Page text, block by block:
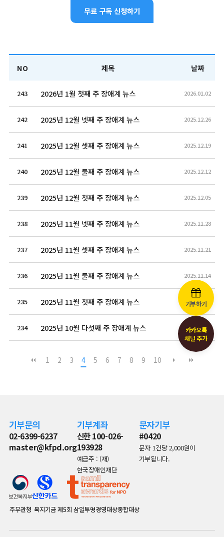
무료 구독 신청하기
NO 제목 날짜
243 2026년 1월 첫째 주 장애계 뉴스 2026.01.02
242 2025년 12월 넷째 주 장애계 뉴스 2025.12.26
241 2025년 12월 셋째 주 장애계 뉴스 2025.12.19
240 2025년 12월 둘째 주 장애계 뉴스 2025.12.12
239 2025년 12월 첫째 주 장애계 뉴스 2025.12.05
238 2025년 11월 넷째 주 장애계 뉴스 2025.11.28
237 2025년 11월 셋째 주 장애계 뉴스 2025.11.21
236 2025년 11월 둘째 주 장애계 뉴스 2025.11.14
235 2025년 11월 첫째 주 장애계 뉴스 2025.11.07
234 2025년 10월 다섯째 주 장애계 뉴스 2025.10.31
1 2 3 4 5 6 7 8 9 10
기부하기
카카오톡
채널 추가
기부문의
02-6399-6237
master@kfpd.org
기부계좌
신한 100-026-
193928
예금주 : (재)
한국장애인재단
문자기부
#0420
문자 1건당 2,000원이
기부됩니다.
주무관청 복지기금제5회 삼일투명경영대상종합대상